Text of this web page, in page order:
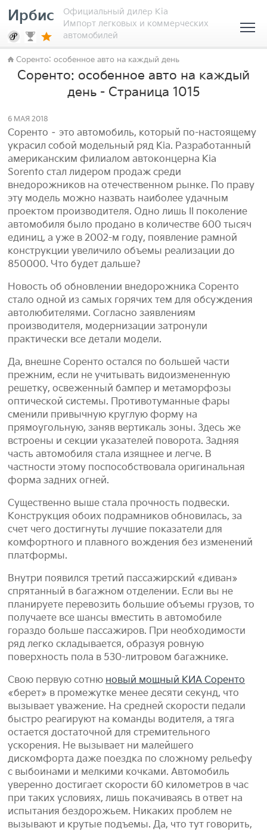
Ирбис
Официальный дилер Kia
Импорт легковых и коммерческих
автомобилей
Соренто: особенное авто на каждый день
Соренто: особенное авто на каждый
день - Страница 1015
6 МАЯ 2018
Соренто – это автомобиль, который по-настоящему
украсил собой модельный ряд Kia. Разработанный
американским филиалом автоконцерна Kia
Sorento стал лидером продаж среди
внедорожников на отечественном рынке. По праву
эту модель можно назвать наиболее удачным
проектом производителя. Одно лишь II поколение
автомобиля было продано в количестве 600 тысяч
единиц, а уже в 2002-м году, появление рамной
конструкции увеличило объемы реализации до
850000. Что будет дальше?
Новость об обновлении внедорожника Соренто
стало одной из самых горячих тем для обсуждения
автолюбителями. Согласно заявлениям
производителя, модернизации затронули
практически все детали модели.
Да, внешне Соренто остался по большей части
прежним, если не учитывать видоизмененную
решетку, освеженный бампер и метаморфозы
оптической системы. Противотуманные фары
сменили привычную круглую форму на
прямоугольную, заняв вертикаль зоны. Здесь же
встроены и секции указателей поворота. Задняя
часть автомобиля стала изящнее и легче. В
частности этому поспособствовала оригинальная
форма задних огней.
Существенно выше стала прочность подвески.
Конструкция обоих подрамников обновилась, за
счет чего достигнуты лучшие показатели для
комфортного и плавного вождения без изменений
платформы.
Внутри появился третий пассажирский «диван»
спрятанный в багажном отделении. Если вы не
планируете перевозить большие объемы грузов, то
получаете все шансы вместить в автомобиле
гораздо больше пассажиров. При необходимости
ряд легко складывается, образуя ровную
поверхность пола в 530-литровом багажнике.
Свою первую сотню новый мощный КИА Соренто
«берет» в промежутке менее десяти секунд, что
вызывает уважение. На средней скорости педали
быстро реагируют на команды водителя, а тяга
остается достаточной для стремительного
ускорения. Не вызывает ни малейшего
дискомфорта даже поездка по сложному рельефу
с выбоинами и мелкими кочками. Автомобиль
уверенно достигает скорости 60 километров в час
при таких условиях, лишь покачиваясь в ответ на
испытания бездорожьем. Никаких проблем не
вызывают и крутые подъемы. Да, что тут говорить,